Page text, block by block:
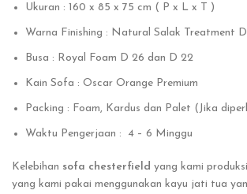
Ukuran : 160 x 85 x 75 cm ( P x L x T )
Warna Finishing : Natural Salak Treatment
Busa : Royal Foam D 26 dan D 22
Kain Sofa : Oscar Orange Premium
Packing : Foam, Kardus dan Palet (Jika
Waktu Pengerjaan : 4 – 6 Minggu
Kelebihan sofa chesterfield yang kami
yang kami pakai menggunakan kayu jati tua